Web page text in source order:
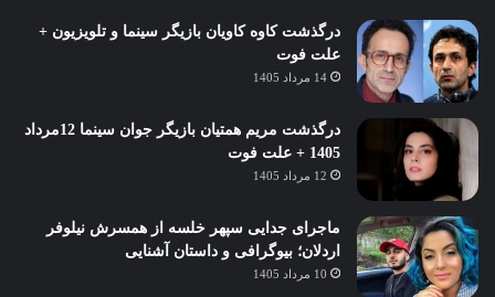
درگذشت کاوه کاویان بازیگر سینما و تلویزیون +
علت فوت
14 مرداد 1405
درگذشت مریم همتیان بازیگر جوان سینما 12مرداد
1405 + علت فوت
12 مرداد 1405
ماجرای جدایی سپهر خلسه از همسرش نیلوفر
اردلان؛ بیوگرافی و داستان آشنایی
10 مرداد 1405